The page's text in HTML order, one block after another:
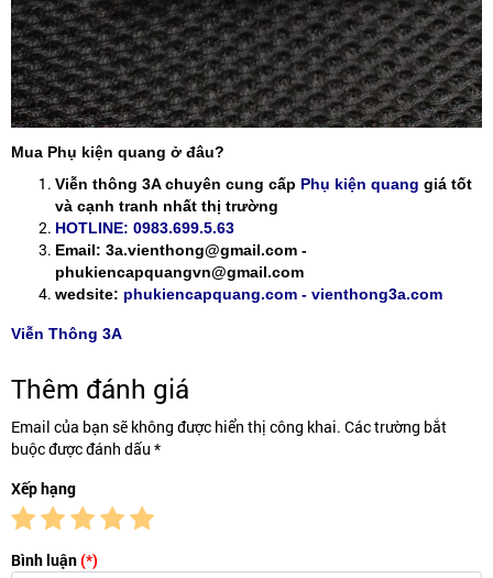
Mua Phụ kiện quang ở đâu?
Viễn thông 3A chuyên cung cấp Phụ kiện quang giá tốt
và cạnh tranh nhất thị trường
HOTLINE: 0983.699.5.63
Email: 3a.vienthong@gmail.com -
phukiencapquangvn@gmail.com
wedsite: phukiencapquang.com - vienthong3a.com
Viễn Thông 3A
Thêm đánh giá
Email của bạn sẽ không được hiển thị công khai. Các trường bắt
buộc được đánh dấu *
Xếp hạng
Bình luận(*)